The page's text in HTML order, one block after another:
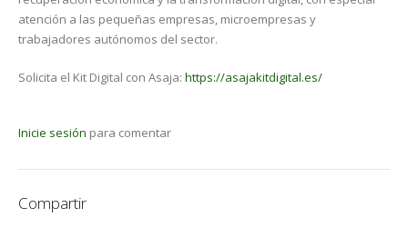
atención a las pequeñas empresas, microempresas y
trabajadores autónomos del sector.
Solicita el Kit Digital con Asaja: https://asajakitdigital.es/
Inicie sesión para comentar
Compartir